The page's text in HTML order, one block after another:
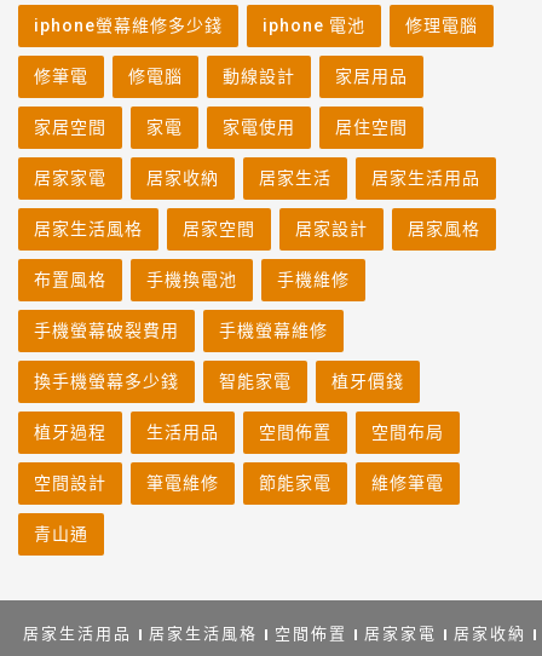
iphone螢幕維修多少錢 iphone 電池 修理電腦
修筆電 修電腦 動線設計 家居用品
家居空間 家電 家電使用 居住空間
居家家電 居家收納 居家生活 居家生活用品
居家生活風格 居家空間 居家設計 居家風格
布置風格 手機換電池 手機維修
手機螢幕破裂費用 手機螢幕維修
換手機螢幕多少錢 智能家電 植牙價錢
植牙過程 生活用品 空間佈置 空間布局
空間設計 筆電維修 節能家電 維修筆電
青山通
居家生活用品 居家生活風格 空間佈置 居家家電 居家收納